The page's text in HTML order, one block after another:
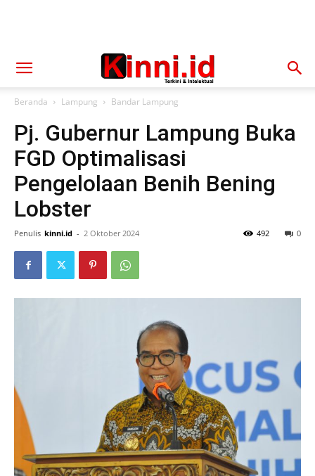
Beranda Lampung Bandar Lampung
Pj. Gubernur Lampung Buka
FGD Optimalisasi
Pengelolaan Benih Bening
Lobster
Penulis kinni.id - 2 Oktober 2024 0
492